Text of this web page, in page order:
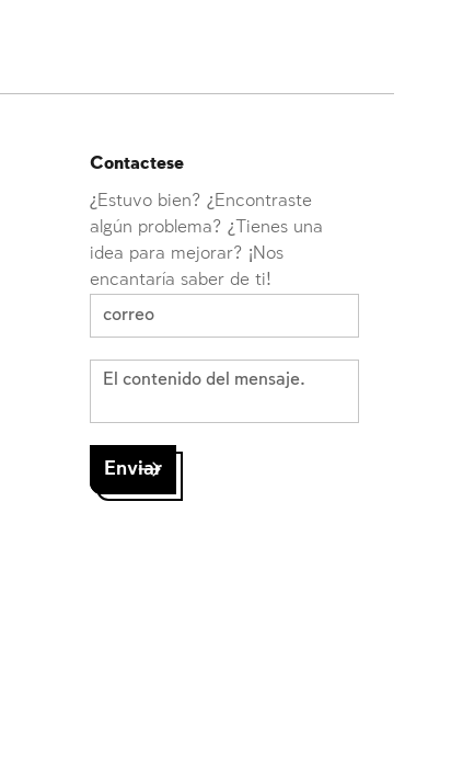
Contactese
¿Estuvo bien? ¿Encontraste
algún problema? ¿Tienes una
idea para mejorar? ¡Nos
encantaría saber de ti!